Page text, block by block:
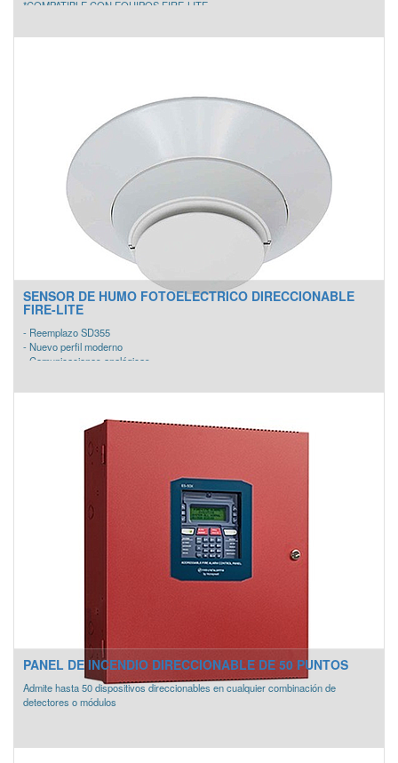
*COMPATIBLE CON EQUIPOS FIRE-LITE
SENSOR DE HUMO FOTOELECTRICO DIRECCIONABLE
FIRE-LITE
- Reemplazo SD355
- Nuevo perfil moderno
- Comunicaciones analógicas
- Opciones de color ampliadas que incluyen blanco, marfil
- Incluye base de montaje de 6 " y anillo de ajuste
PANEL DE INCENDIO DIRECCIONABLE DE 50 PUNTOS
Admite hasta 50 dispositivos direccionables en cualquier combinación de
detectores o módulos